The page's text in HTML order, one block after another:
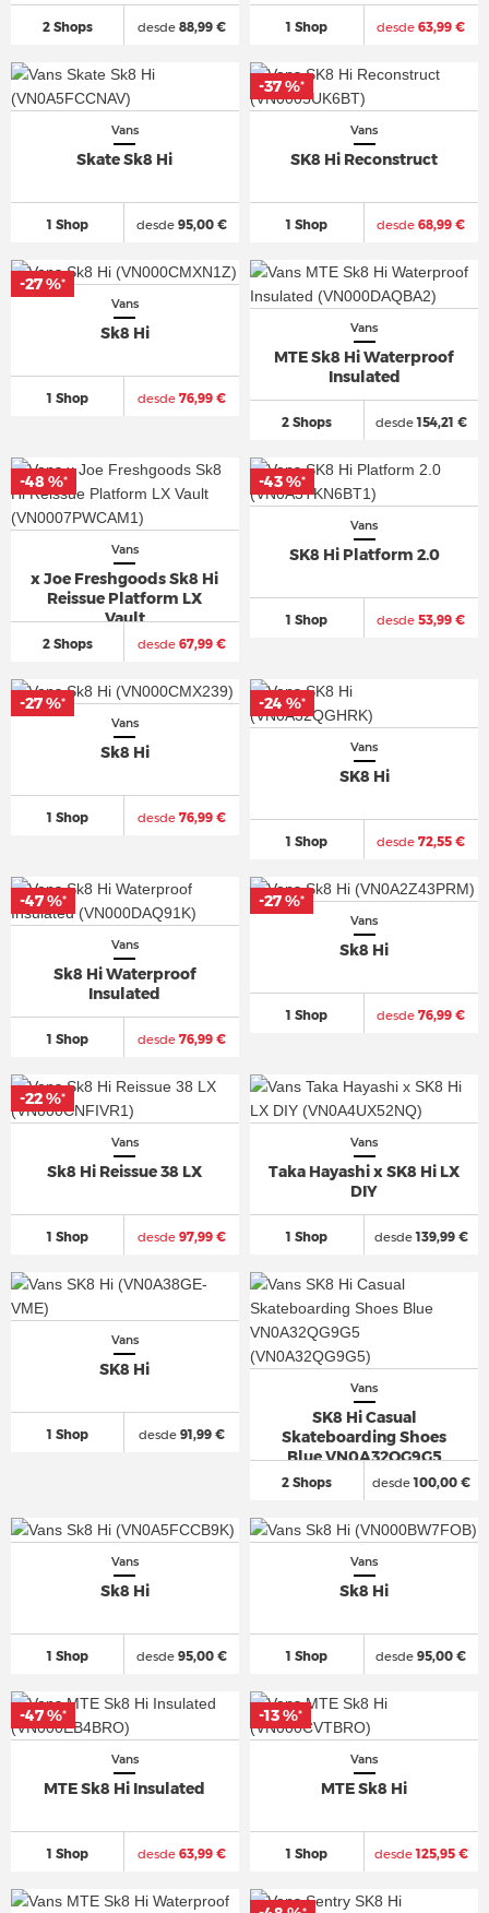
2 Shops desde88,99 € 1 Shop desde 63,99 €
Vans
Skate Sk8 Hi
1 Shop desde95,00 €
Vans
SK8 Hi Reconstruct
1 Shop desde 68,99 €
-37 %*
Vans
Sk8 Hi
1 Shop desde76,99 €
-27 %*
Vans
MTE Sk8 Hi Waterproof
Insulated
2 Shops desde154,21 €
Vans
x Joe Freshgoods Sk8 Hi
Reissue Platform LX
Vault
2 Shops desde67,99 €
-48 %*
Vans
SK8 Hi Platform 2.0
1 Shop desde 53,99 €
-43 %*
Vans
Sk8 Hi
1 Shop desde76,99 €
-27 %*
Vans
SK8 Hi
1 Shop desde 72,55 €
-24 %*
Vans
Sk8 Hi Waterproof
Insulated
1 Shop desde76,99 €
-47 %*
Vans
Sk8 Hi
1 Shop desde 76,99 €
-27 %*
Vans
Sk8 Hi Reissue 38 LX
1 Shop desde97,99 €
-22 %*
Vans
Taka Hayashi x SK8 Hi LX
DIY
1 Shop desde139,99 €
Vans
SK8 Hi
1 Shop desde91,99 €
Vans
SK8 Hi Casual
Skateboarding Shoes
Blue VN0A32QG9G5
2 Shops desde100,00 €
Vans
Sk8 Hi
1 Shop desde95,00 €
Vans
Sk8 Hi
1 Shop desde 95,00 €
Vans
MTE Sk8 Hi Insulated
1 Shop desde63,99 €
-47 %*
Vans
MTE Sk8 Hi
1 Shop desde125,95 €
-13 %*